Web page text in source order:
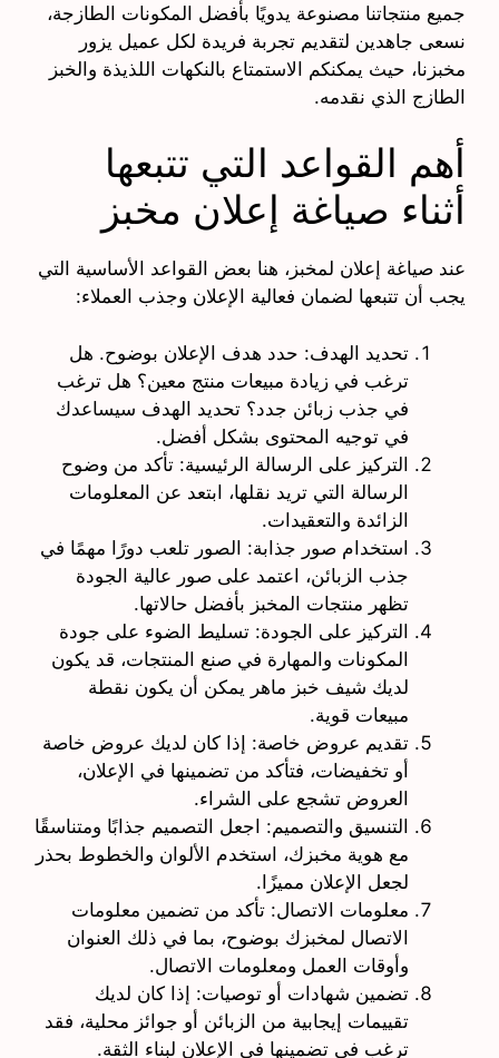
جميع منتجاتنا مصنوعة يدويًا بأفضل المكونات الطازجة،
نسعى جاهدين لتقديم تجربة فريدة لكل عميل يزور
مخبزنا، حيث يمكنكم الاستمتاع بالنكهات اللذيذة والخبز
الطازج الذي نقدمه.
أهم القواعد التي تتبعها
أثناء صياغة إعلان مخبز
عند صياغة إعلان لمخبز، هنا بعض القواعد الأساسية التي
يجب أن تتبعها لضمان فعالية الإعلان وجذب العملاء:
تحديد الهدف: حدد هدف الإعلان بوضوح. هل
ترغب في زيادة مبيعات منتج معين؟ هل ترغب
في جذب زبائن جدد؟ تحديد الهدف سيساعدك
في توجيه المحتوى بشكل أفضل.
التركيز على الرسالة الرئيسية: تأكد من وضوح
الرسالة التي تريد نقلها، ابتعد عن المعلومات
الزائدة والتعقيدات.
استخدام صور جذابة: الصور تلعب دورًا مهمًا في
جذب الزبائن، اعتمد على صور عالية الجودة
تظهر منتجات المخبز بأفضل حالاتها.
التركيز على الجودة: تسليط الضوء على جودة
المكونات والمهارة في صنع المنتجات، قد يكون
لديك شيف خبز ماهر يمكن أن يكون نقطة
مبيعات قوية.
تقديم عروض خاصة: إذا كان لديك عروض خاصة
أو تخفيضات، فتأكد من تضمينها في الإعلان،
العروض تشجع على الشراء.
التنسيق والتصميم: اجعل التصميم جذابًا ومتناسقًا
مع هوية مخبزك، استخدم الألوان والخطوط بحذر
لجعل الإعلان مميزًا.
معلومات الاتصال: تأكد من تضمين معلومات
الاتصال لمخبزك بوضوح، بما في ذلك العنوان
وأوقات العمل ومعلومات الاتصال.
تضمين شهادات أو توصيات: إذا كان لديك
تقييمات إيجابية من الزبائن أو جوائز محلية، فقد
ترغب في تضمينها في الإعلان لبناء الثقة.